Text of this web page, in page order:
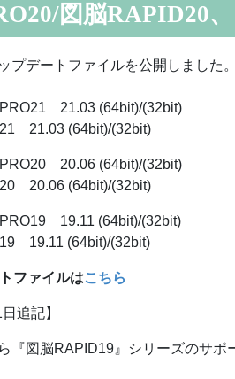
図脳RAPID20
プデートファイルを公開しました。
21.03 (64bit)/(32bit)
21.03 (64bit)/(32bit)
20.06 (64bit)/(32bit)
20.06 (64bit)/(32bit)
19.11 (64bit)/(32bit)
19.11 (64bit)/(32bit)
ファイルはこちら
追記】
『図脳RAPID19』シリーズのサ